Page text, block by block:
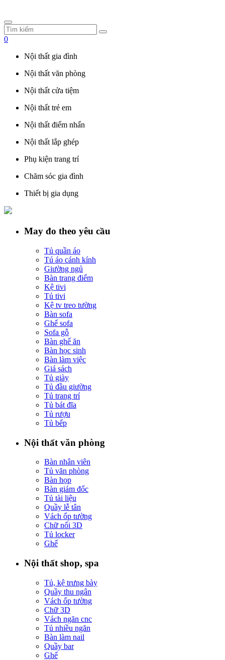
0
Nội thất gia đình
Nội thất văn phòng
Nội thất cửa tiệm
Nội thất trẻ em
Nội thất điểm nhấn
Nội thất lắp ghép
Phụ kiện trang trí
Chăm sóc gia đình
Thiết bị gia dụng
May đo theo yêu cầu
Tủ quần áo
Tú áo cánh kính
Giường ngủ
Bàn trang điểm
Kệ tivi
Tủ tivi
Kệ tv treo tường
Bàn sofa
Ghế sofa
Sofa gỗ
Bàn ghế ăn
Bàn học sinh
Bàn làm việc
Giá sách
Tủ giày
Tủ đầu giường
Tủ trang trí
Tủ bát đĩa
Tủ rượu
Tủ bếp
Nội thất văn phòng
Bàn nhân viên
Tủ văn phòng
Bàn họp
Bàn giám đốc
Tủ tài liệu
Quầy lễ tân
Vách ốp tường
Chữ nổi 3D
Tủ locker
Ghế
Nội thất shop, spa
Tủ, kệ trưng bày
Quầy thu ngân
Vách ốp tường
Chữ 3D
Vách ngăn cnc
Tủ nhiều ngăn
Bàn làm nail
Quầy bar
Ghế